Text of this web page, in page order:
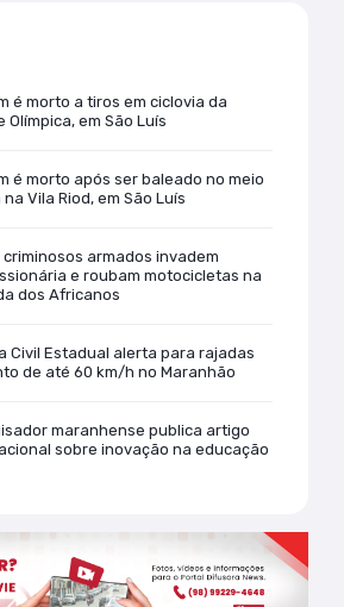
é morto a tiros em ciclovia da
Olímpica, em São Luís
é morto após ser baleado no meio
Vila Riod, em São Luís
criminosos armados invadem
e roubam motocicletas na
dos Africanos
Civil Estadual alerta para rajadas
de até 60 km/h no Maranhão
maranhense publica artigo
sobre inovação na educação